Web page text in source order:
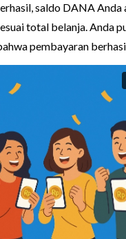
saldo DANA Anda
total belanja. Anda
pembayaran